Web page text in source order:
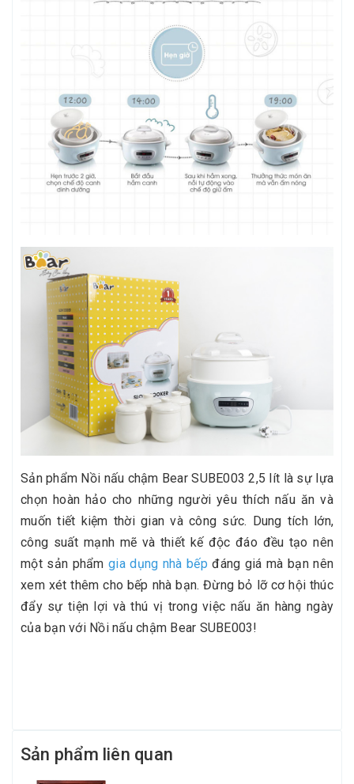
Sản phẩm Nồi nấu chậm Bear SUBE003 2,5 lít là sự lựa
chọn hoàn hảo cho những người yêu thích nấu ăn và
muốn tiết kiệm thời gian và công sức. Dung tích lớn,
công suất mạnh mẽ và thiết kế độc đáo đều tạo nên
một sản phẩm gia dụng nhà bếpđáng giá mà bạn nên
xem xét thêm cho bếp nhà bạn. Đừng bỏ lỡ cơ hội thúc
đẩy sự tiện lợi và thú vị trong việc nấu ăn hàng ngày
của bạn với Nồi nấu chậm Bear SUBE003!
Sản phẩm liên quan